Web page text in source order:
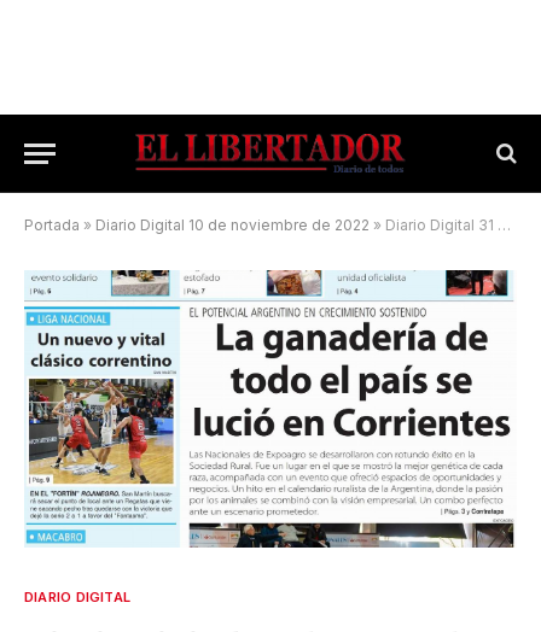
Portada » Diario Digital 10 de noviembre de 2022 » Diario Digital 31 de mayo de 2025
DIARIO DIGITAL